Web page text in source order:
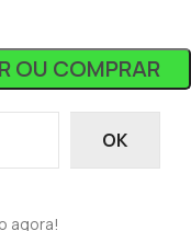
OU COMPRAR
OK
agora!